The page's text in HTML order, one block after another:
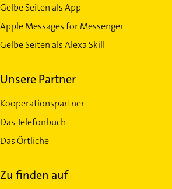
Gelbe Seiten als App
Apple Messages for Messenger
Gelbe Seiten als Alexa Skill
Unsere Partner
Kooperationspartner
Das Telefonbuch
Das Örtliche
Zu finden auf